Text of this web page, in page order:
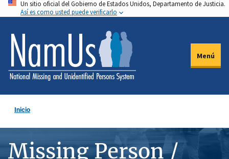
Pasar
al
contenido
principal
Un sitio oficial del Gobierno de Estados Unidos, Departamento de Justicia.
Así es como usted puede verificarlo
Menú
Inicio
Missing Person /